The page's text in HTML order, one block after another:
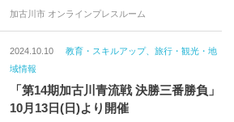
加古川市 オンラインプレスルーム
2024.10.10
教育・スキルアップ、旅行・観光・地
域情報
「第14期加古川青流戦 決勝三番勝負」
10月13日(日)より開催